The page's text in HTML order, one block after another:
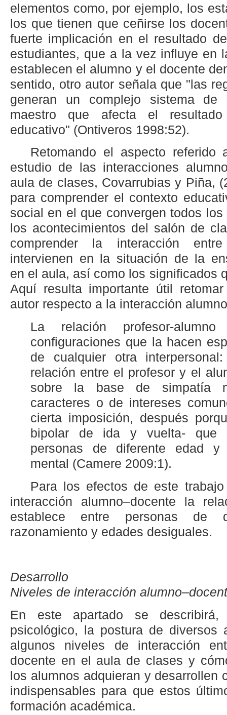
elementos como, por ejemplo, los
los que tienen que ceñirse los
fuerte implicación en el resultado
estudiantes, que a la vez influye en
establecen el alumno y el docente
sentido, otro autor señala que "las
generan un complejo sistema de
maestro que afecta el
educativo" (Ontiveros 1998:52).
Retomando el aspecto referido
estudio de las interacciones
aula de clases, Covarrubias y Piña,
para comprender el contexto
social en el que convergen todos
los acontecimientos del salón de
comprender la interacción
intervienen en la situación de la
en el aula, así como los significados
Aquí resulta importante útil
autor respecto a la interacción
La relación profesor-
configuraciones que la hacen
de cualquier otra
relación entre el profesor y el
sobre la base de simpatía
caracteres o de intereses
cierta imposición, después
bipolar de ida y vuelta- que
personas de diferente edad y
mental (Camere 2009:1).
Para los efectos de este
interacción alumno–docente la
establece entre personas de
razonamiento y edades desiguales.
Desarrollo
Niveles de interacción
En este apartado se
psicológico, la postura de diversos
algunos niveles de interacción
docente en el aula de clases y
los alumnos adquieran y desarrollen
indispensables para que estos
formación académica.